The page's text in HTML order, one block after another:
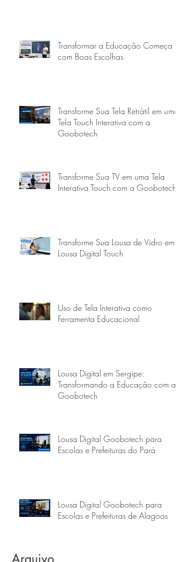
Transformar a Educação Começa
com Boas Escolhas
Transforme Sua Tela Retrátil em uma
Tela Touch Interativa com a
Goobotech
Transforme Sua TV em uma Tela
Interativa Touch com a Goobotech
Transforme Sua Lousa de Vidro em
Lousa Digital Touch
Uso de Tela Interativa como
Ferramenta Educacional
Lousa Digital em Sergipe:
Transformando a Educação com a
Goobotech
Lousa Digital Goobotech para
Escolas e Prefeituras do Pará
Lousa Digital Goobotech para
Escolas e Prefeituras de Alagoas
Arquivo